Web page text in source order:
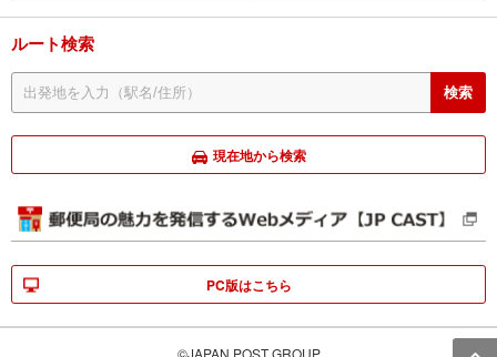
ルート検索
現在地から検索
PC版はこちら